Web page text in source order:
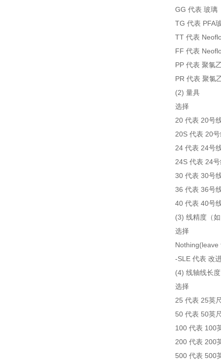
GG 代表 玻璃
TG 代表 PFA
TT 代表
FF 代表
PP 代表 聚氯
PR 代表 聚氯
(2) 量具
选择
20 代表 20号
20S 代表 20
24 代表 24号
24S 代表 24
30 代表 30号
36 代表 36号
40 代表 40号
(3) 线精度（
选择
Nothing(leave
-SLE 代表 改
(4) 线轴线长度
选择
25 代表 25英
50 代表 50英
100 代表 100
200 代表 200
500 代表 500